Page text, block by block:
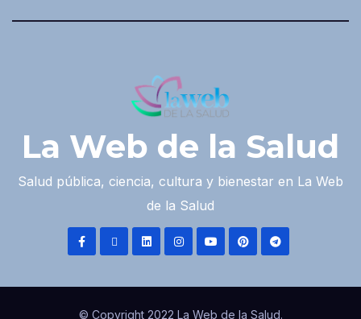
La Web de la Salud
Salud pública, ciencia, cultura y bienestar en La Web
de la Salud
© Copyright 2022 La Web de la Salud.